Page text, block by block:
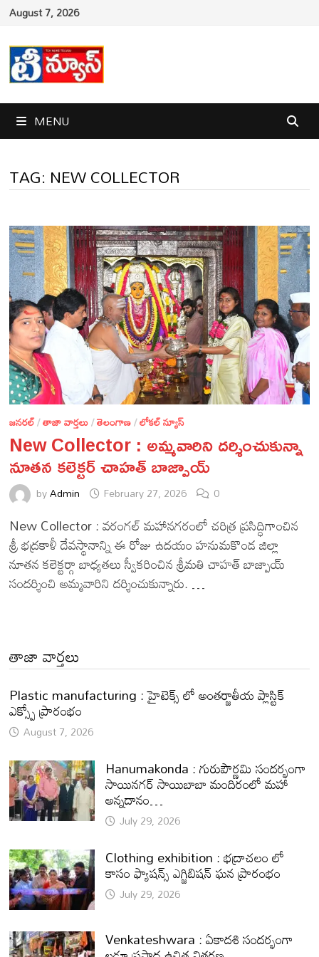
Skip
content
August 7, 2026
MENU
TAG: NEW COLLECTOR
జనరల్/తాజా వార్తలు/తెలంగాణ/లోకల్ న్యూస్
New Collector : అమ్మవారిని దర్శించుకున్నా
నూతన కలెక్టర్ చాహత్ బాజ్పాయ్
byAdmin February 27, 2026 0
New Collector : వరంగల్ మహానగరంలో చరిత్ర ప్రసిద్ధిగాంచిన
శ్రీ భద్రకాళీ దేవస్థానాన్ని ఈ రోజు ఉదయం హనుమకొండ జిల్లా
నూతన కలెక్టర్గా బాధ్యతలు స్వీకరించిన శ్రీమతి చాహత్ బాజ్పాయ్
సందర్శించి అమ్మవారిని దర్శించుకున్నారు. …
తాజా వార్తలు
Plastic manufacturing : హైటెక్స్ లో అంతర్జాతీయ ప్లాస్టిక్
ఎక్స్పో ప్రారంభం
August 7, 2026
Hanumakonda : గురుపౌర్ణమి సందర్భంగా
సాయినగర్‌ సాయిబాబా మందిరంలో మహా
అన్నదానం…
July 29, 2026
Clothing exhibition : భద్రాచలం లో
కాసం ఫ్యాషన్స్ ఎగ్జిబిషన్ ఘన ప్రారంభం
July 29, 2026
Venkateshwara : ఏకాదశి సందర్భంగా